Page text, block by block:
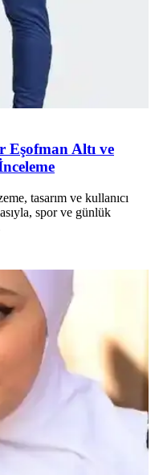
Altı ve
tasarım ve kullanıcı
spor ve günlük